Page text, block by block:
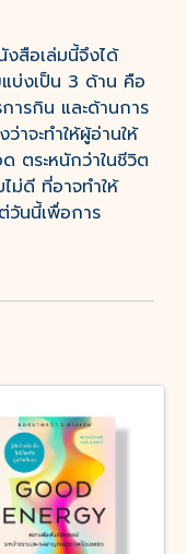
สือเล่มนี้จึงได้
แบ่งเป็น 3 ด้าน คือ
ารกิน และด้านการ
จะทำให้ผู้อ่านให้
ตระหนักว่าในชีวิต
ม่ดี ที่อาจทำให้
วันนี้เพื่อการ